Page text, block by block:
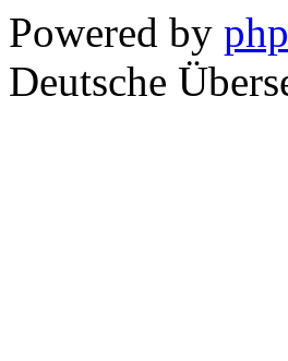
Powered by
Deutsche